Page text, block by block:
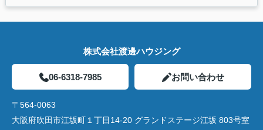
株式会社渡邊ハウジング
06-6318-7985 お問い合わせ
〒564-0063
大阪府吹田市江坂町１丁目14‐20 グランドステージ江坂 803号室